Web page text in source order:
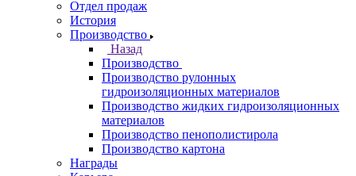
Отдел продаж
История
Производство
Назад
Производство
Производство рулонных
гидроизоляционных материалов
Производство жидких гидроизоляционных
материалов
Производство пенополистирола
Производство картона
Награды